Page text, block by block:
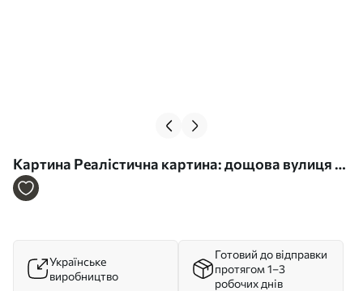
Картина Реалістична картина: дощова вулиця з
парасолькою та відблисками Арт. s48829
Українське
виробництво
Готовий до відправки
протягом 1–3
робочих днів